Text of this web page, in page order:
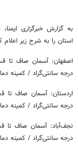
به گزارش خبرگزاری
استان را به شرح زیر اعلام
درجه سانتی‌گراد / کمینه دما: ۱۷ درجه
درجه سانتی‌گراد / کمینه دما: ۲۲ درجه
درجه سانتی‌گراد / کمینه دما: ۱۷ درجه